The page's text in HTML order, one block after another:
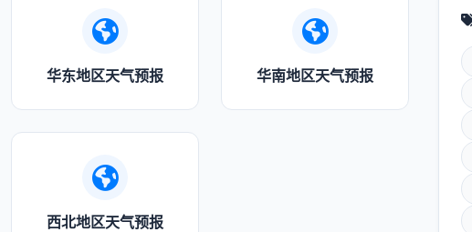
华东地区天气预报 华南地区天气预报
西北地区天气预报